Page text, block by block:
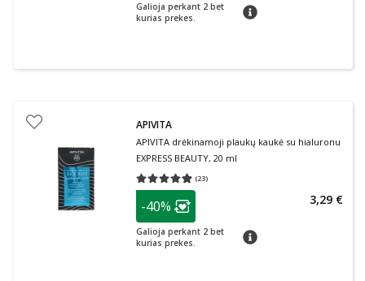
Galioja perkant 2 bet
kurias prekes.
patarimas
APIVITA
APIVITA drėkinamoji plaukų kaukė su hialuronu
EXPRESS BEAUTY, 20 ml
(23)
Vidutinis įvertinimas 4.87
patarimas
Lojalumo klubo narių nuolaida
-40%
Galioja perkant 2 bet
kurias prekes.
patarimas
3,29 €